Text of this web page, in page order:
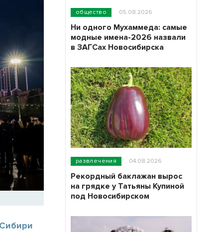
общество 05.08.2026
Ни одного Мухаммеда: самые
модные имена-2026 назвали
в ЗАГСах Новосибирска
развлечения 04.08.2026
Рекордный баклажан вырос
на грядке у Татьяны Купиной
под Новосибирском